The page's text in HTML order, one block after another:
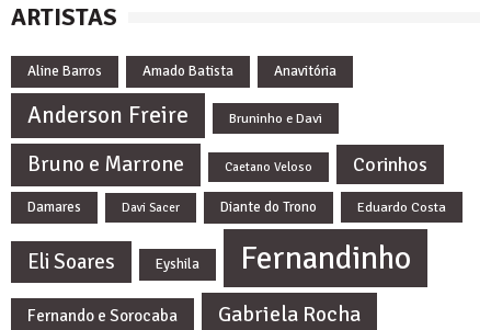
ARTISTAS
Aline Barros Amado Batista Anavitória
Anderson Freire Bruninho e Davi
Bruno e Marrone Caetano Veloso Corinhos
Damares Davi Sacer Diante do Trono Eduardo Costa
Eli Soares Eyshila Fernandinho
Fernando e Sorocaba Gabriela Rocha